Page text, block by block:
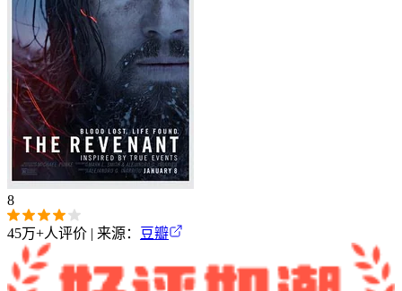
8
45万+人评价 | 来源： 豆瓣